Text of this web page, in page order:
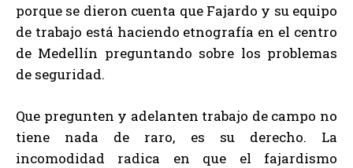
porque se dieron cuenta que Fajardo y su equipo
de trabajo está haciendo etnografía en el centro
de Medellín preguntando sobre los problemas
de seguridad.
Que pregunten y adelanten trabajo de campo no
tiene nada de raro, es su derecho. La
incomodidad radica en que el fajardismo